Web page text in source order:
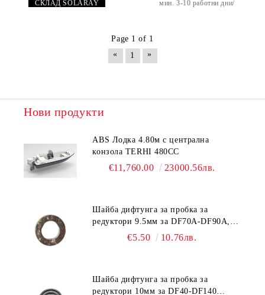
СКЛАДSOLARAY
мин. 3-10 работни дни/
Page 1 of 1
«
1 »
Нови продукти
ABS Лодка 4.80м с централна
конзола TERHI 480CC
€11,760.00 23000.56лв.
Шайба дифтунга за пробка за
редуктори 9.5мм за DF70A-DF90A,
DF150-DF350 Suzuki 09168-10038
€5.50 10.76лв.
Шайба дифтунга за пробка за
редуктори 10мм за DF40-DF140